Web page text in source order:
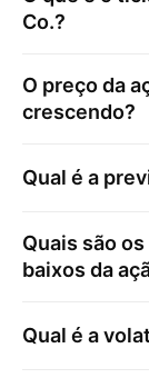
Co.?
O preço da
crescendo?
Qual é a
Quais são
baixos da
Qual é a